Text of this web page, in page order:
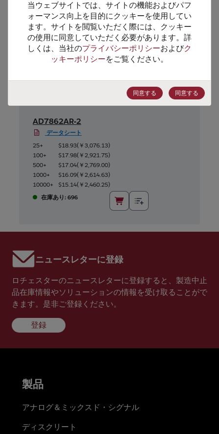
代替製品のご提案
AD7862AR-2
データシート
25+
$18.93(￥3,076.13)
100+
$17.98(￥2,921.75)
500+
$17.04(￥2,769.00)
1000+
$16.09(￥2,614.63)
10000+
$15.14(￥2,460.25)
在庫あり: 696
ニュースレターに登録
ロチェスターのニュースレターに登録すると、製造中止
品在庫情報やソリューションの情報を受け取ることがで
きます。是非ご登録ください。
登録
当ウェブサイトでは、サイトの機能およびパフ
ォーマンス向上を目的にクッキーを使用してい
ます。サイトを閲覧いただく際には、クッキー
の使用に同意していただく必要があります。詳
しくは、当社のプライバシーポリシーおよびク
ッキーポリシーをご覧ください。
同意する 同意する
製品
アナログ＆ミックスド・シグナル
ディスクリート